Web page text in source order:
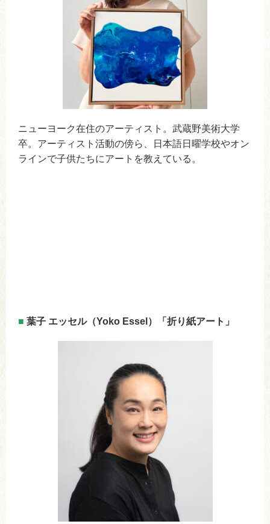
ニューヨーク在住のアーティスト。武蔵野美術大学
卒。アーティスト活動の傍ら、日本語日曜学校やオン
ラインで子供たちにアートを教えている。
■ 葉子 エッセル（Yoko Essel）「折り紙アート」